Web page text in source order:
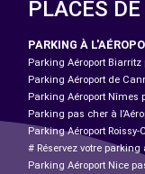
PLACES
PARKING À
Parking Aéroport Biarritz
Parking Aéroport de
Parking Aéroport Nîmes
Parking pas cher à
Parking Aéroport
# Réservez votre
Parking Aéroport Nice